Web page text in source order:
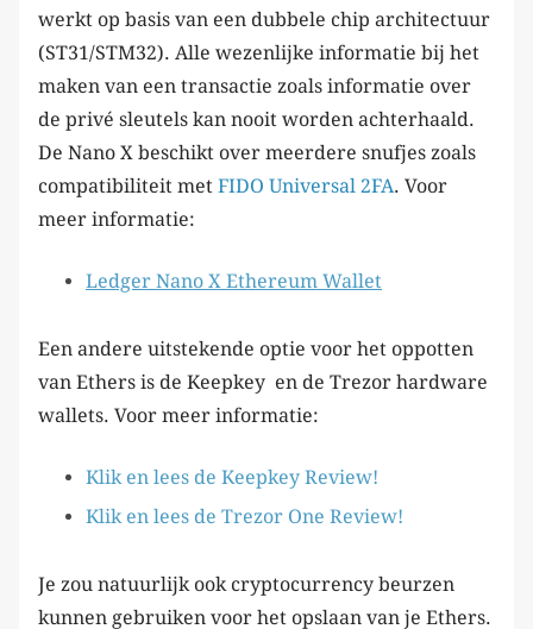
werkt op basis van een dubbele chip architectuur
(ST31/STM32). Alle wezenlijke informatie bij het
maken van een transactie zoals informatie over
de privé sleutels kan nooit worden achterhaald.
De Nano X beschikt over meerdere snufjes zoals
compatibiliteit met FIDO Universal 2FA. Voor
meer informatie:
Ledger Nano X Ethereum Wallet
Een andere uitstekende optie voor het oppotten
van Ethers is de Keepkey en de Trezor hardware
wallets. Voor meer informatie:
Klik en lees de Keepkey Review!
Klik en lees de Trezor One Review!
Je zou natuurlijk ook cryptocurrency beurzen
kunnen gebruiken voor het opslaan van je Ethers.